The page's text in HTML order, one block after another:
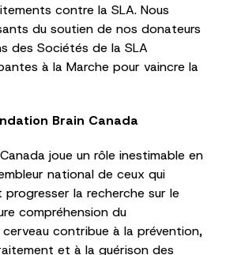
contre la SLA. Nous
du soutien de nos donateurs
des Sociétés de la SLA
à la Marche pour vaincre la
Brain Canada
joue un rôle inestimable en
national de ceux qui
la recherche sur le
compréhension du
contribue à la prévention,
et à la guérison des